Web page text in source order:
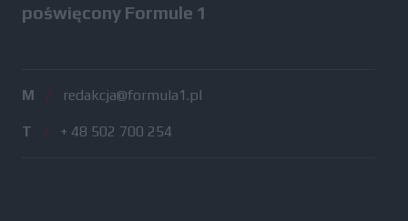
poświęcony Formule 1
M / redakcja@formula1.pl
T / + 48 502 700 254